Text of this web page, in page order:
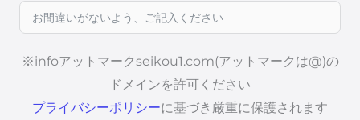
※infoアットマークseikou1.com(アットマークは@)の
ドメインを許可ください
プライバシーポリシーに基づき厳重に保護されます